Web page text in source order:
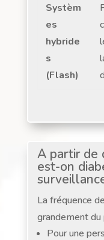
Systèm
es
hybride
s
(Flash)
A partir de
est-on
La fréquence
grandement
Pour une